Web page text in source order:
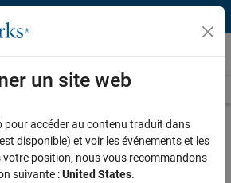
Play
un site web
pour accéder au contenu traduit dans
disponible) et voir les événements et les
votre position, nous vous recommandons
suivante :United States.